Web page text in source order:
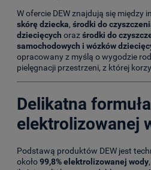
W ofercie DEW znajdują się między
skórę dziecka, środki do
dziecięcych orazśrodki do
samochodowych i wózków
opracowany z myślą o wygodzie
pielęgnacji przestrzeni, z której
Delikatna
elektrolizowanej
Podstawą produktów DEW jest
około99,8% elektrolizowanej wody